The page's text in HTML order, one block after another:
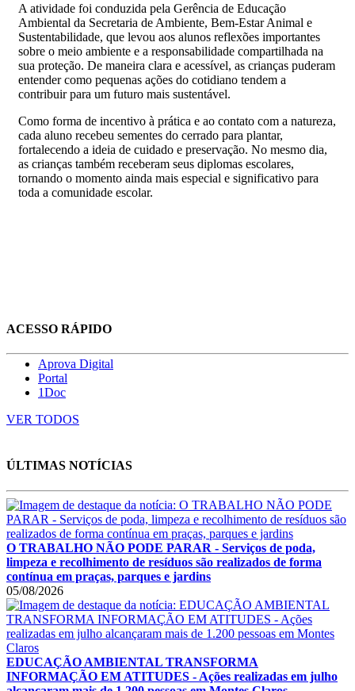
A atividade foi conduzida pela Gerência de Educação
Ambiental da Secretaria de Ambiente, Bem-Estar Animal e
Sustentabilidade, que levou aos alunos reflexões importantes
sobre o meio ambiente e a responsabilidade compartilhada na
sua proteção. De maneira clara e acessível, as crianças puderam
entender como pequenas ações do cotidiano tendem a
contribuir para um futuro mais sustentável.
Como forma de incentivo à prática e ao contato com a natureza,
cada aluno recebeu sementes do cerrado para plantar,
fortalecendo a ideia de cuidado e preservação. No mesmo dia,
as crianças também receberam seus diplomas escolares,
tornando o momento ainda mais especial e significativo para
toda a comunidade escolar.
ACESSO RÁPIDO
Aprova Digital
Portal
1Doc
VER TODOS
ÚLTIMAS NOTÍCIAS
O TRABALHO NÃO PODE PARAR - Serviços de poda,
limpeza e recolhimento de resíduos são realizados de forma
contínua em praças, parques e jardins
05/08/2026
EDUCAÇÃO AMBIENTAL TRANSFORMA
INFORMAÇÃO EM ATITUDES - Ações realizadas em julho